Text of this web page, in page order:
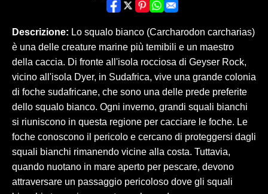
Descrizione: Lo squalo bianco (Carcharodon carcharias)
è una delle creature marine più temibili e un maestro
della caccia. Di fronte all'isola rocciosa di Geyser Rock,
vicino all'isola Dyer, in Sudafrica, vive una grande colonia
di foche sudafricane, che sono una delle prede preferite
dello squalo bianco. Ogni inverno, grandi squali bianchi
si riuniscono in questa regione per cacciare le foche. Le
foche conoscono il pericolo e cercano di proteggersi dagli
squali bianchi rimanendo vicine alla costa. Tuttavia,
quando nuotano in mare aperto per pescare, devono
attraversare un passaggio pericoloso dove gli squali